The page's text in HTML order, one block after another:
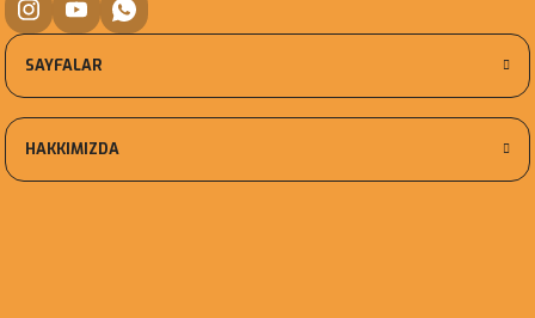
SAYFALAR
HAKKIMIZDA